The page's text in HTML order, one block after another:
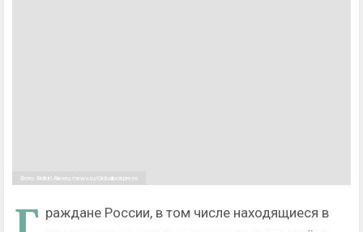
Фото: Belkin Alexey/news.ru/Globallookpress
раждане России, в том числе находящиеся в